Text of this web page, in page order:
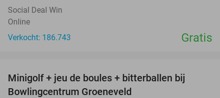
Social Deal Win
Online
Verkocht: 186.743
Gratis
NEW
TODAY
Minigolf + jeu de boules + bitterballen bij
Bowlingcentrum Groeneveld